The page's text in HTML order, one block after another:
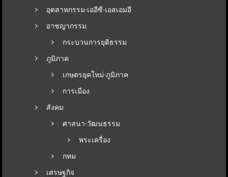
อุตสาหกรรม-เออีซี-เอสเอมอี
อาชญากรรม
กระบวนการยุติธรรม
ภูมิภาค
เกษตรยุคใหม่-ภูมิภาค
การเมือง
สังคม
ศาสนา-วัฒนธรรม
พระเครื่อง
กทม
เศรษฐกิจ